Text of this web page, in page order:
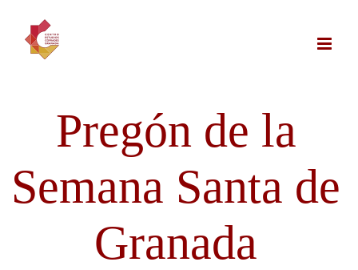
contenido
Pregón de la
Semana Santa de
Granada